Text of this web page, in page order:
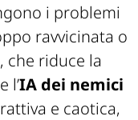
i problemi
ravvicinata o
che riduce la
l’IA dei nemici
e caotica,